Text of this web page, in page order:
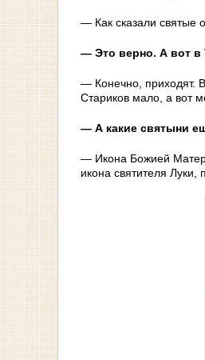
— Как сказали святые
— Это верно. А вот в
— Конечно, приходят.
Стариков мало, а вот
— А какие святыни
— Икона Божией
икона святителя